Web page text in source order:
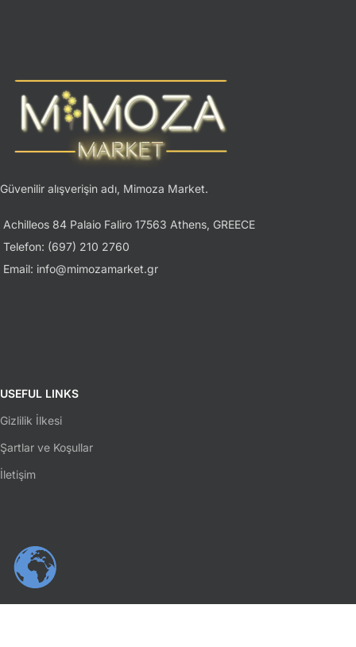
Güvenilir alışverişin adı, Mimoza Market.
Achilleos 84 Palaio Faliro 17563 Athens, GREECE
Telefon: (697) 210 2760
Email: info@mimozamarket.gr
USEFUL LINKS
Gizlilik İlkesi
Şartlar ve Koşullar
İletişim
SOSYAL MEDYA